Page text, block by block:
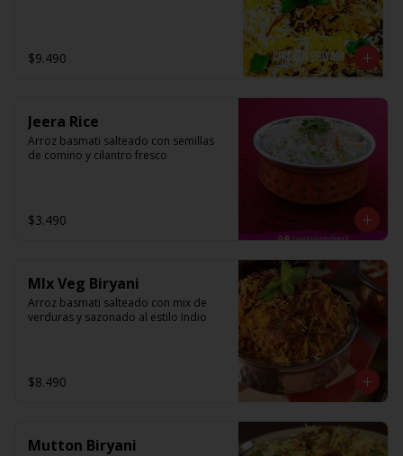
$9.490
Jeera Rice
Arroz basmati salteado con semillas
de comino y cilantro fresco
$3.490
MIx Veg Biryani
Arroz basmati salteado con mix de
verduras y sazonado al estilo Indio
$8.490
Mutton Biryani